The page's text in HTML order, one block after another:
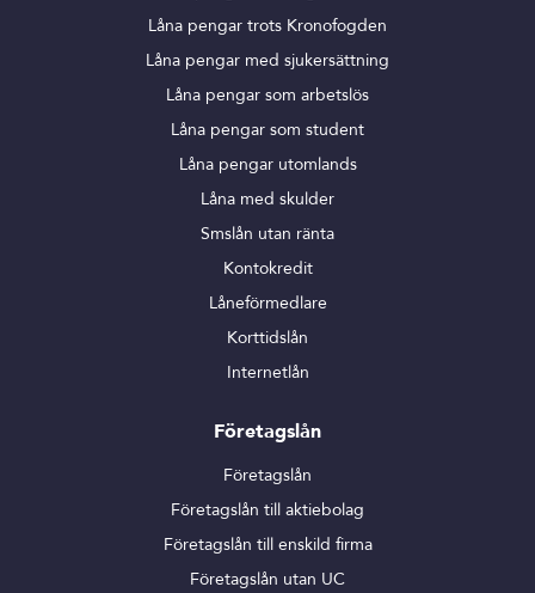
Låna pengar trots Kronofogden
Låna pengar med sjukersättning
Låna pengar som arbetslös
Låna pengar som student
Låna pengar utomlands
Låna med skulder
Smslån utan ränta
Kontokredit
Låneförmedlare
Korttidslån
Internetlån
Företagslån
Företagslån
Företagslån till aktiebolag
Företagslån till enskild firma
Företagslån utan UC